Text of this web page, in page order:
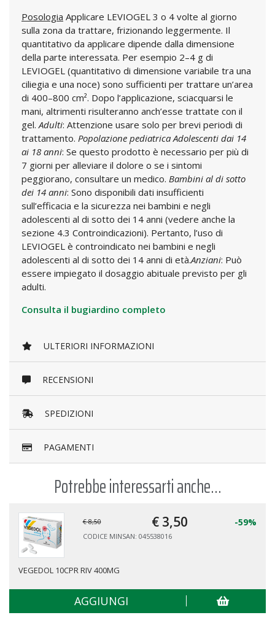
Posologia Applicare LEVIOGEL 3 o 4 volte al giorno
sulla zona da trattare, frizionando leggermente. Il
quantitativo da applicare dipende dalla dimensione
della parte interessata. Per esempio 2–4 g di
LEVIOGEL (quantitativo di dimensione variabile tra una
ciliegia e una noce) sono sufficienti per trattare un’area
di 400–800 cm². Dopo l’applicazione, sciacquarsi le
mani, altrimenti risulteranno anch’esse trattate con il
gel.Adulti: Attenzione usare solo per brevi periodi di
trattamento. Popolazione pediatrica Adolescenti dai 14
ai 18 anni: Se questo prodotto è necessario per più di
7 giorni per alleviare il dolore o se i sintomi
peggiorano, consultare un medico. Bambini al di sotto
dei 14 anni: Sono disponibili dati insufficienti
sull’efficacia e la sicurezza nei bambini e negli
adolescenti al di sotto dei 14 anni (vedere anche la
sezione 4.3 Controindicazioni). Pertanto, l’uso di
LEVIOGEL è controindicato nei bambini e negli
adolescenti al di sotto dei 14 anni di età.Anziani: Può
essere impiegato il dosaggio abituale previsto per gli
adulti.
Consulta il bugiardino completo
ULTERIORI INFORMAZIONI
RECENSIONI
SPEDIZIONI
PAGAMENTI
Potrebbe interessarti anche...
€ 8,50 € 3,50 -59%
CODICE MINSAN: 045538016
VEGEDOL 10CPR RIV 400MG
AGGIUNGI